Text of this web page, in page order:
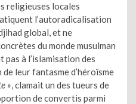
religieuses locales
l’autoradicalisation
global, et ne
du monde musulman
pas à l’islamisation des
leur fantasme d’héroïsme
», clamait un des tueurs de
de convertis parmi